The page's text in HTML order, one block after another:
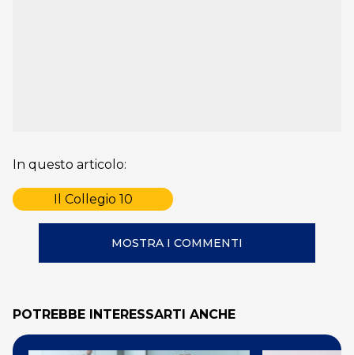
In questo articolo:
Il Collegio 10
MOSTRA I COMMENTI
POTREBBE INTERESSARTI ANCHE